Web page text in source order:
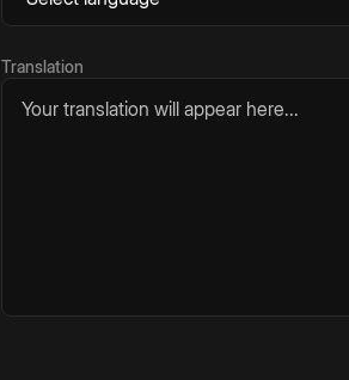
Translation
Your translation will appear here...